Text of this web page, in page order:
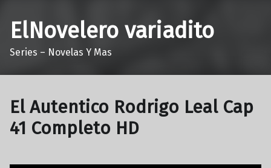
ElNovelero variadito
Series – Novelas Y Mas
El Autentico Rodrigo Leal Cap
41 Completo HD